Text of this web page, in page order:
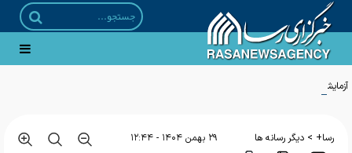
آزمایش سیستم یکپارچه مقابله با انواع ریزپرنده‌ها در رزمایش امنیتی تهاجمی نزاجا
رسا+ > دیگر رسانه ها ۲۹ بهمن ۱۴۰۴ - ۱۲:۴۴